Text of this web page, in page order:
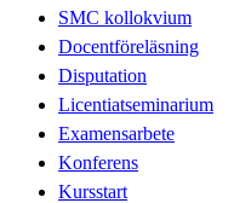
SMC kollokvium
Docentföreläsning
Disputation
Licentiatseminarium
Examensarbete
Konferens
Kursstart